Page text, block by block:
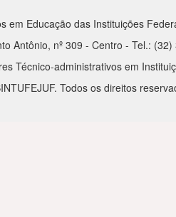
em Educação das Instituições
Antônio, nº 309 - Centro - Tel.:
Técnico-administrativos em
Todos os direitos